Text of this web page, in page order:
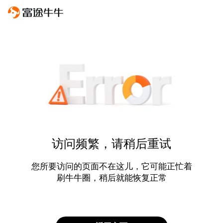
访问频繁，请稍后重试
您所要访问的页面不在这儿，它可能正忙着
刷牛牛圈，稍后就能恢复正常